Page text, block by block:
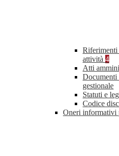
Riferimenti
attività 4
Atti
Documenti
gestionale
Statuti e
Codice
Oneri informativi